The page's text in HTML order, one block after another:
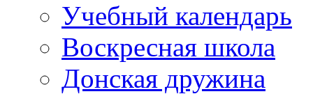
Учебный календарь
Воскресная школа
Донская дружина